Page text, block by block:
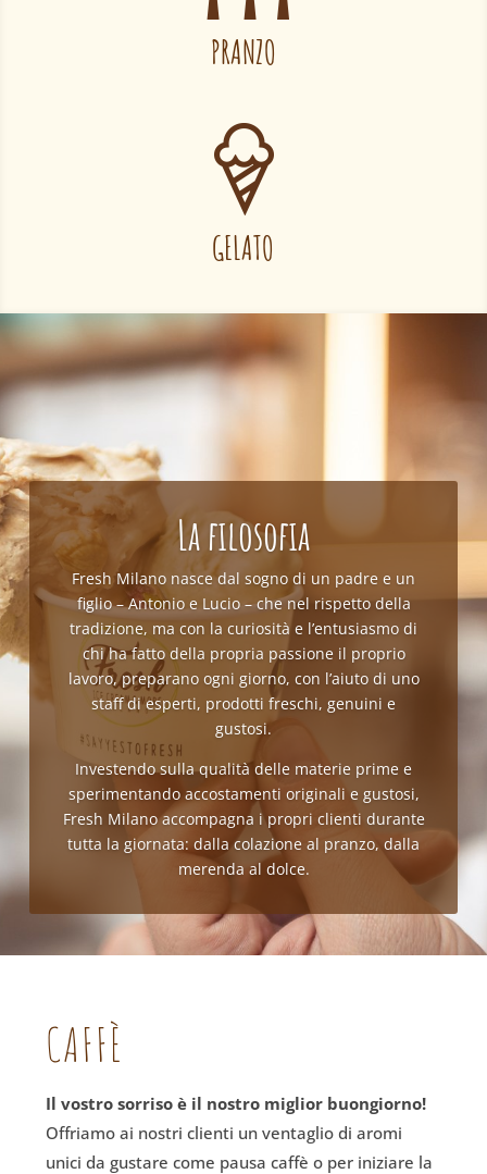
PRANZO
GELATO
La filosofia
Fresh Milano nasce dal sogno di un padre e un
figlio – Antonio e Lucio – che nel rispetto della
tradizione, ma con la curiosità e l’entusiasmo di
chi ha fatto della propria passione il proprio
lavoro, preparano ogni giorno, con l’aiuto di uno
staff di esperti, prodotti freschi, genuini e
gustosi.
Investendo sulla qualità delle materie prime e
sperimentando accostamenti originali e gustosi,
Fresh Milano accompagna i propri clienti durante
tutta la giornata: dalla colazione al pranzo, dalla
merenda al dolce.
CAFFÈ
Il vostro sorriso è il nostro miglior buongiorno!
Offriamo ai nostri clienti un ventaglio di aromi
unici da gustare come pausa caffè o per iniziare la